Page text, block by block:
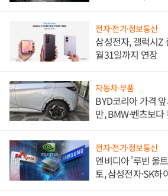
전자·전기·정보통신
삼성전자, 갤럭시Z
월31일까지 연장
자동차·부품
BYD코리아 가격
만, BMW·벤츠보
전자·전기·정보통신
엔비디아 '루빈 울
토, 삼성전자·SK